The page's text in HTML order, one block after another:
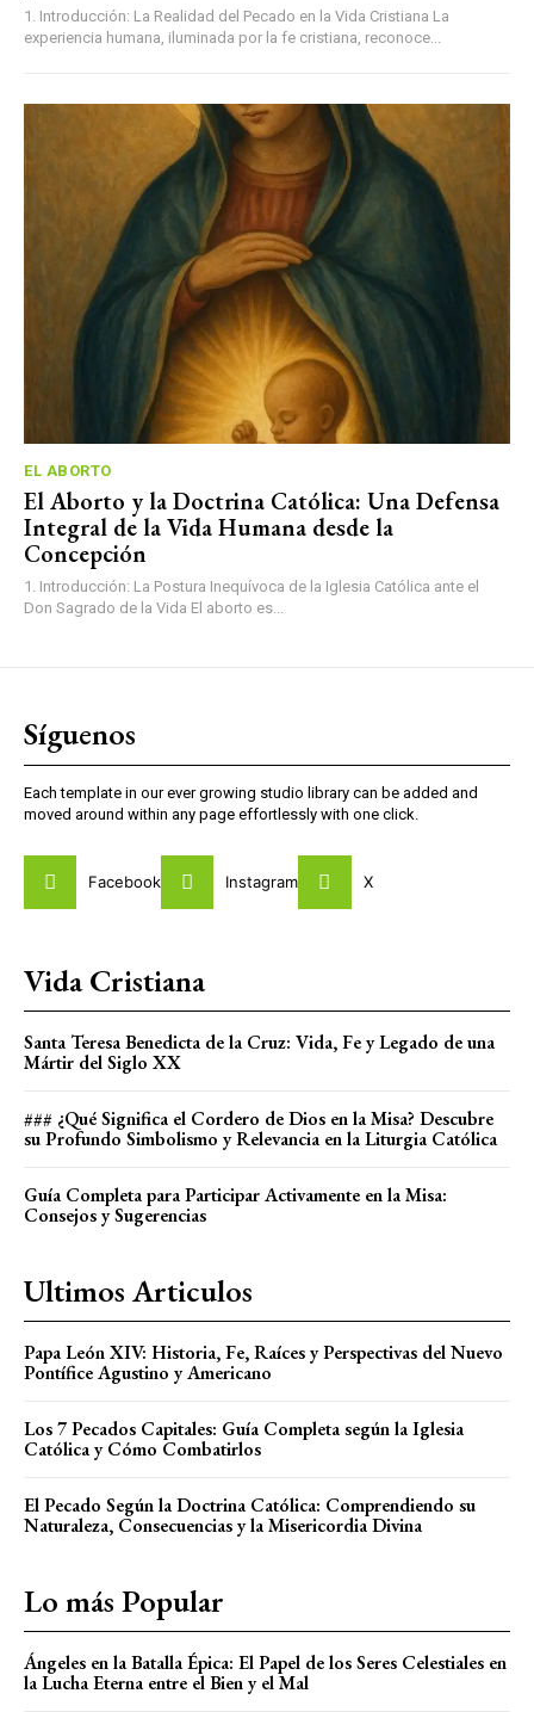
1. Introducción: La Realidad del Pecado en la Vida Cristiana La
experiencia humana, iluminada por la fe cristiana, reconoce...
EL ABORTO
El Aborto y la Doctrina Católica: Una Defensa
Integral de la Vida Humana desde la
Concepción
1. Introducción: La Postura Inequívoca de la Iglesia Católica ante el
Don Sagrado de la Vida El aborto es...
Síguenos
Each template in our ever growing studio library can be added and
moved around within any page effortlessly with one click.
Facebook Instagram X
Vida Cristiana
Santa Teresa Benedicta de la Cruz: Vida, Fe y Legado de una
Mártir del Siglo XX
### ¿Qué Significa el Cordero de Dios en la Misa? Descubre
su Profundo Simbolismo y Relevancia en la Liturgia Católica
Guía Completa para Participar Activamente en la Misa:
Consejos y Sugerencias
Ultimos Articulos
Papa León XIV: Historia, Fe, Raíces y Perspectivas del Nuevo
Pontífice Agustino y Americano
Los 7 Pecados Capitales: Guía Completa según la Iglesia
Católica y Cómo Combatirlos
El Pecado Según la Doctrina Católica: Comprendiendo su
Naturaleza, Consecuencias y la Misericordia Divina
Lo más Popular
Ángeles en la Batalla Épica: El Papel de los Seres Celestiales en
la Lucha Eterna entre el Bien y el Mal